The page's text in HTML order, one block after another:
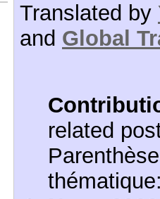
Translated by
and Global
related